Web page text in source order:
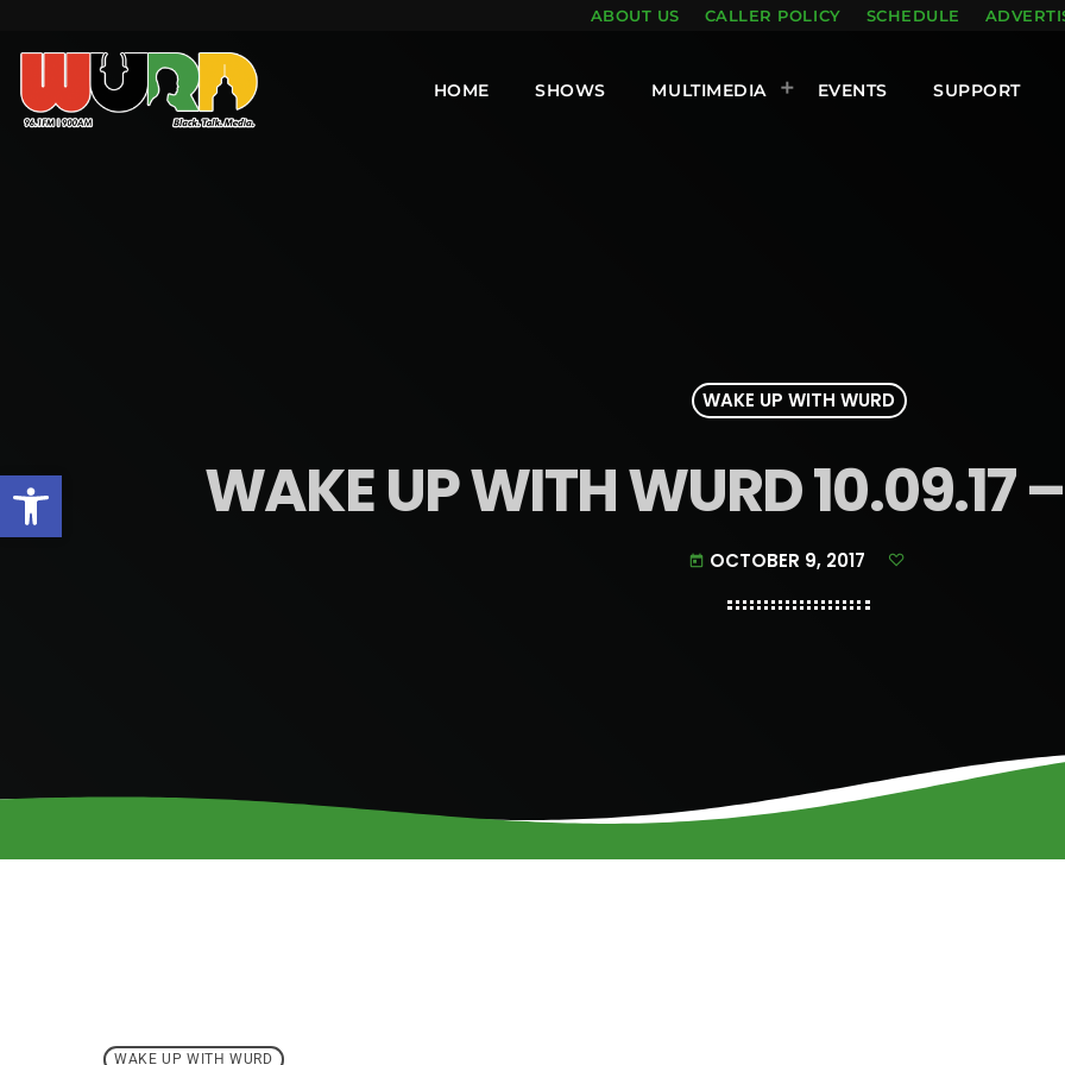
Open toolbar
ABOUT US CALLER POLICY SCHEDULE
HOME SHOWS MULTIMEDIA EVENTS SUPPORT
WAKE UP WITH WURD
WAKE UP WITH WURD 10.09.17
today OCTOBER 9, 2017
WAKE UP WITH WURD